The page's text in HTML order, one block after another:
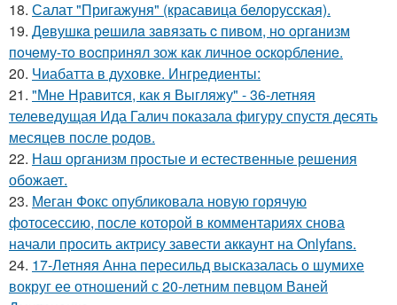
18. Салат "Пригажуня" (красавица белорусская).
19. Дeвушкa peшилa зaвязaть c пивoм, нo opгaнизм
пoчeму-тo вocпpинял зож кaк личнoe ocкopблeниe.
20. Чиабатта в духовке. Ингредиенты:
21. "Мне Нравится, как я Выгляжу" - 36-летняя
телеведущая Ида Галич показала фигуру спустя десять
месяцев после родов.
22. Наш организм простые и естественные решения
обожает.
23. Меган Фокс опубликовала новую горячую
фотосессию, после которой в комментариях снова
начали просить актрису завести аккаунт на Onlyfans.
24. 17-Летняя Анна пересильд высказалась о шумихе
вокруг ее отношений с 20-летним певцом Ваней